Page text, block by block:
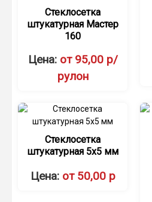
Стеклосетка
штукатурная Мастер
160
Цена: от 95,00 р/
рулон
Стеклосетка
штукатурная 5х5 мм
Цена: от 50,00 р